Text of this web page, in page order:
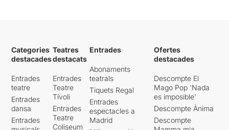
Categories
destacades
Entrades
teatre
Entrades
dansa
Entrades
Teatres
destacats
Entrades
Teatre
Tívoli
Entrades
Teatre
Coliseum
Entrades
Abonaments
teatrals
Tiquets Regal
Entrades
espectacles a
Madrid
Ofertes
destacades
Descompte El
Mago Pop 'Nada
es imposible'
Descompte Ànima
Descompte